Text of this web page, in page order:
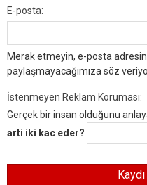
E-posta:
Merak etmeyin, e-posta
paylaşmayacağımıza söz
İstenmeyen Reklam Koruması:
Gerçek bir insan olduğunu
arti iki kac eder?